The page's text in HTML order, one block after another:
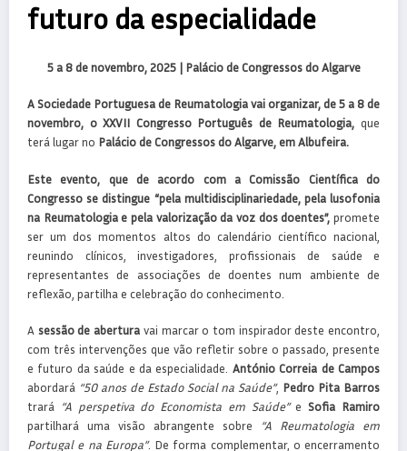
futuro da especialidade
5 a 8 de novembro, 2025 | Palácio de Congressos do Algarve
A Sociedade Portuguesa de Reumatologia vai organizar, de 5 a 8 de
novembro, o XXVII Congresso Português de Reumatologia, que
terá lugar no Palácio de Congressos do Algarve, em Albufeira.
Este evento, que de acordo com a Comissão Científica do
Congresso se distingue “pela multidisciplinariedade, pela lusofonia
na Reumatologia e pela valorização da voz dos doentes”, promete
ser um dos momentos altos do calendário científico nacional,
reunindo clínicos, investigadores, profissionais de saúde e
representantes de associações de doentes num ambiente de
reflexão, partilha e celebração do conhecimento.
A sessão de abertura vai marcar o tom inspirador deste encontro,
com três intervenções que vão refletir sobre o passado, presente
e futuro da saúde e da especialidade. António Correia de Campos
abordará “50 anos de Estado Social na Saúde”, Pedro Pita Barros
trará
“A perspetiva do Economista em Saúde”e Sofia Ramiro
partilhará uma visão abrangente sobre
“A Reumatologia em
Portugal e na Europa”. De forma complementar, o encerramento